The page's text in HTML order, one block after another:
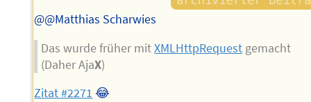
@@Matthias Scharwies
Das wurde früher mitXMLHttpRequest gemacht
(Daher AjaX)
Zitat #2271 😂